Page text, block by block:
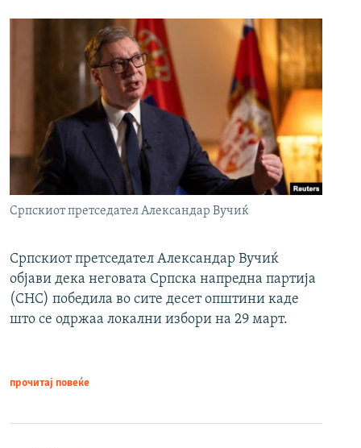
Српскиот претседател Александар Вучиќ
Српскиот претседател Александар Вучиќ
објави дека неговата Српска напредна партија
(СНС) победила во сите десет општини каде
што се одржаа локални избори на 29 март.
прочитај повеќе